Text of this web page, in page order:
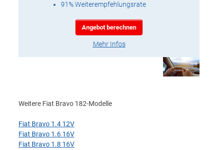
91% Weiterempfehlungsrate
Angebot berechnen
Mehr Infos
Weitere Fiat Bravo 182-Modelle
Fiat Bravo 1.4 12V
Fiat Bravo 1.6 16V
Fiat Bravo 1.8 16V